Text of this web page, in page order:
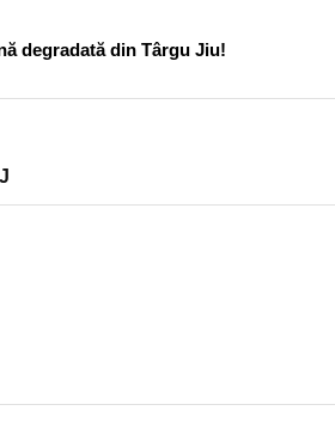
degradată din Târgu Jiu!